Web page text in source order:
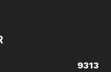
9313